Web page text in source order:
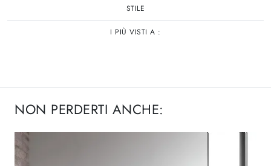
STILE
I PIÙ VISTI A :
NON PERDERTI ANCHE: